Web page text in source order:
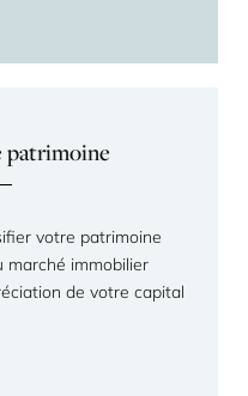
patrimoine
votre patrimoine
marché immobilier
de votre capital